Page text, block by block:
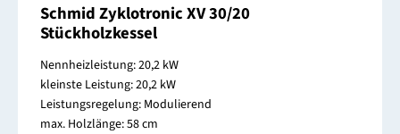
Schmid Zyklotronic XV 30/20
Stückholzkessel
Nennheizleistung: 20,2 kW
kleinste Leistung: 20,2 kW
Leistungsregelung: Modulierend
max. Holzlänge: 58 cm